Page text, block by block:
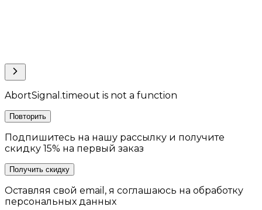
AbortSignal.timeout is not a function
Повторить
Подпишитесь на нашу рассылку и получите
скидку 15% на первый заказ
Получить скидку
Оставляя свой email, я соглашаюсь на обработку
персональных данных